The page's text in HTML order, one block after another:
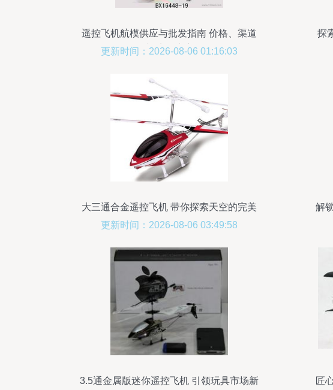
遥控飞机航模供应与批发指南 价格、渠道
与选品建议
更新时间：2026-08-06 01:16:03
探
大三通合金遥控飞机 带你探索天空的完美
玩具
更新时间：2026-08-06 03:49:58
解
3.5通金属版迷你遥控飞机 引领玩具市场新
匠